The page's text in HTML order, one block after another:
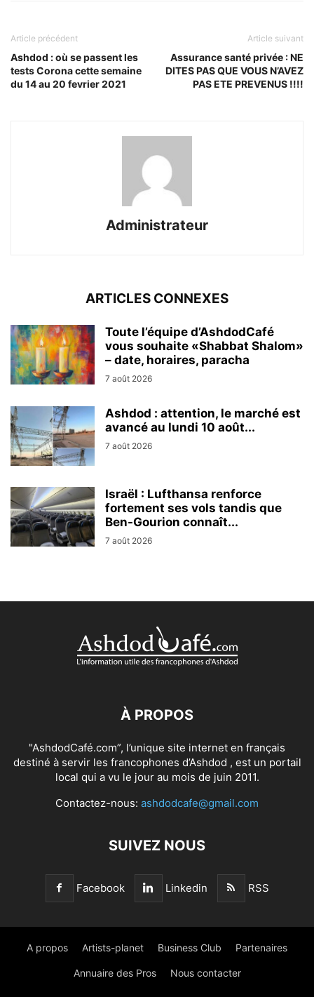
Article précédent
Ashdod : où se passent les
tests Corona cette semaine
du 14 au 20 fevrier 2021
Article suivant
Assurance santé privée : NE
DITES PAS QUE VOUS N’AVEZ
PAS ETE PREVENUS !!!!
Administrateur
ARTICLES CONNEXES
Toute l’équipe d’AshdodCafé
vous souhaite «Shabbat Shalom»
– date, horaires, paracha
7 août 2026
Ashdod : attention, le marché est
avancé au lundi 10 août...
7 août 2026
Israël : Lufthansa renforce
fortement ses vols tandis que
Ben-Gourion connaît...
7 août 2026
À PROPOS
"AshdodCafé.com”, l’unique site internet en français
destiné à servir les francophones d’Ashdod , est un portail
local qui a vu le jour au mois de juin 2011.
Contactez-nous: ashdodcafe@gmail.com
SUIVEZ NOUS
Facebook Linkedin RSS
A propos Artists-planet Business Club Partenaires
Annuaire des Pros Nous contacter